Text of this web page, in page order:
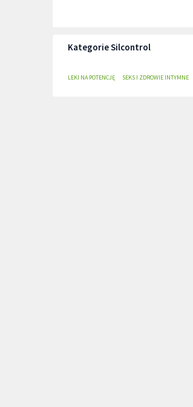
Kategorie Silcontrol
LEKI NA POTENCJĘ SEKS I ZDROWIE INTYMNE